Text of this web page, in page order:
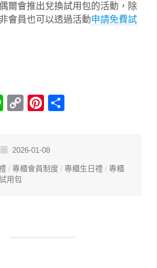
爾會推出兌換試用包的活動，除
會員也可以透過活動申請免費試
LineCopyPinterest
2026-01-08
/ 專櫃會員制度 / 專櫃生日禮 / 專櫃
用包